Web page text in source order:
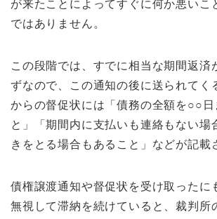
が来たことによってすぐに何か悪いこ
ではありません。
この段階では、すでに相当な期間返済
ずなので、この通知の後に送られてく
からの督促状には「債務の全額を○○日
と」「期間内に支払いも連絡もない場
きをとる場合もあること」などが記載
債権譲渡通知や督促状を受け取ったに
無視して滞納を続けていると、裁判所